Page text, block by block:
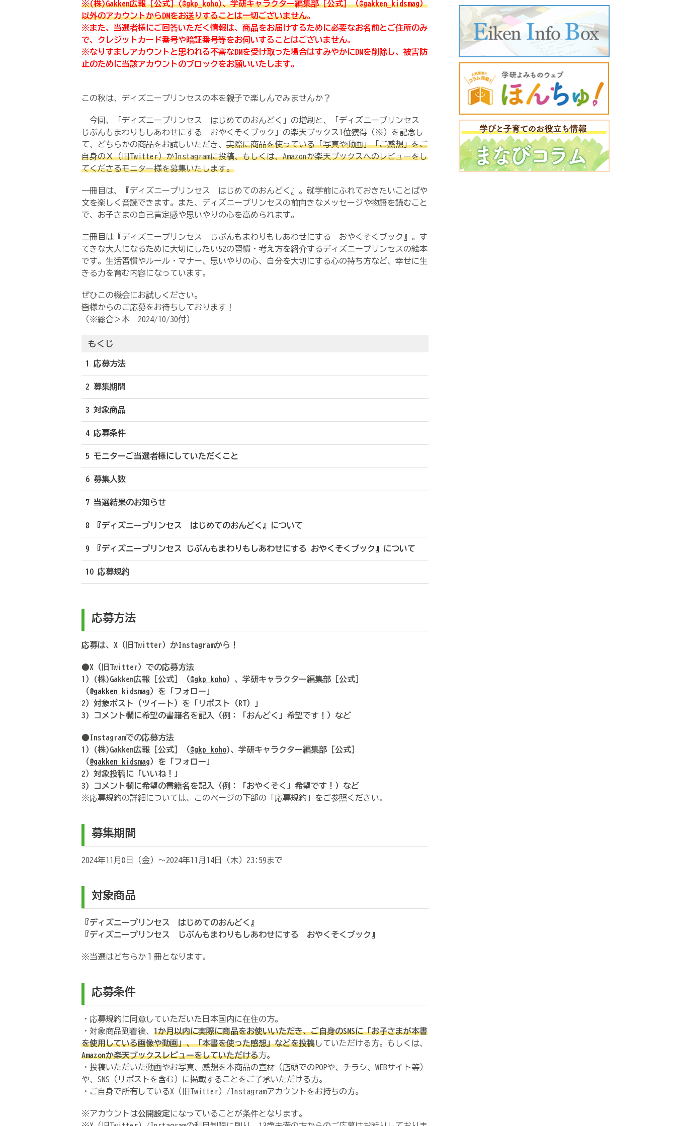
※(株)Gakken広報［公式］(@gkp_koho)、学研キャラクター編集部［公式］（@gakken_kidsmag）
以外のアカウントからDMをお送りすることは一切ございません。
※また、当選者様にご回答いただく情報は、商品をお届けするために必要なお名前とご住所のみ
で、クレジットカード番号や暗証番号等をお伺いすることはございません。
※なりすましアカウントと思われる不審なDMを受け取った場合はすみやかにDMを削除し、被害防
止のために当該アカウントのブロックをお願いいたします。
この秋は、ディズニープリンセスの本を親子で楽しんでみませんか？
今回、「ディズニープリンセス はじめてのおんどく」の増刷と、「ディズニープリンセス
じぶんもまわりもしあわせにする おやくそくブック」の楽天ブックス1位獲得（※）を記念し
て、どちらかの商品をお試しいただき、 実際に商品を使っている「写真や動画」「ご感想」をご
自身のＸ（旧Twitter）かInstagramに投稿、もしくは、Amazonか楽天ブックスへのレビューをし
てくださるモニター様を募集いたします。
一冊目は、『ディズニープリンセス はじめてのおんどく』。就学前にふれておきたいことばや
文を楽しく音読できます。また、ディズニープリンセスの前向きなメッセージや物語を読むこと
で、お子さまの自己肯定感や思いやりの心を高められます。
二冊目は『ディズニープリンセス じぶんもまわりもしあわせにする おやくそくブック』。 す
てきな大人になるために大切にしたい52の習慣・考え方を紹介するディズニープリンセスの絵本
です。生活習慣やルール・マナー、思いやりの心、自分を大切にする心の持ち方など、 幸せに生
きる力を育む内容になっています。
ぜひこの機会にお試しください。
皆様からのご応募をお待ちしております！
（※総合＞本 2024/10/30付）
もくじ
1 応募方法
2 募集期間
3 対象商品
4 応募条件
5 モニターご当選者様にしていただくこと
6 募集人数
7 当選結果のお知らせ
8 『ディズニープリンセス はじめてのおんどく』について
9 『ディズニープリンセス じぶんもまわりもしあわせにする おやくそくブック』について
10 応募規約
応募方法
応募は、X（旧Twitter）かInstagramから！
●X（旧Twitter）での応募方法
1）(株)Gakken広報［公式］（@gkp_koho）、学研キャラクター編集部［公式］
（@gakken_kidsmag）を「フォロー」
2）対象ポスト（ツイート）を「リポスト（RT）」
3) コメント欄に希望の書籍名を記入（例：「おんどく」希望です！）など
●Instagramでの応募方法
1）(株)Gakken広報［公式］（@gkp_koho)、学研キャラクター編集部［公式］
（@gakken_kidsmag）を「フォロー」
2）対象投稿に「いいね！」
3) コメント欄に希望の書籍名を記入（例：「おやくそく」希望です！）など
※応募規約の詳細については、このページの下部の「応募規約」をご参照ください。
募集期間
2024年11月8日（金）～2024年11月14日（木）23:59まで
対象商品
『ディズニープリンセス はじめてのおんどく』
『ディズニープリンセス じぶんもまわりもしあわせにする おやくそくブック』
※当選はどちらか１冊となります。
応募条件
・応募規約に同意していただいた日本国内に在住の方。
・対象商品到着後、 1か月以内に実際に商品をお使いいただき、ご自身のSNSに「お子さまが本書
を使用している画像や動画」、「本書を使った感想」などを投稿していただける方。もしくは、
Amazonか楽天ブックスレビューをしていただける方。
・投稿いただいた動画やお写真、感想を本商品の宣材（店頭でのPOPや、チラシ、WEBサイト等）
や、SNS（リポストを含む）に掲載することをご了承いただける方。
・ご自身で所有しているX（旧Twitter）/Instagramアカウントをお持ちの方。
※アカウントは公開設定になっていることが条件となります。